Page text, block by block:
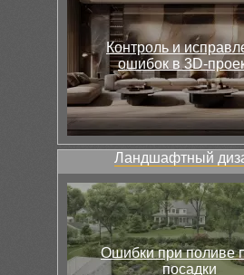
Контроль и
ошибок в 3D-
Ландшафтный
Ошибки при поливе
посадки